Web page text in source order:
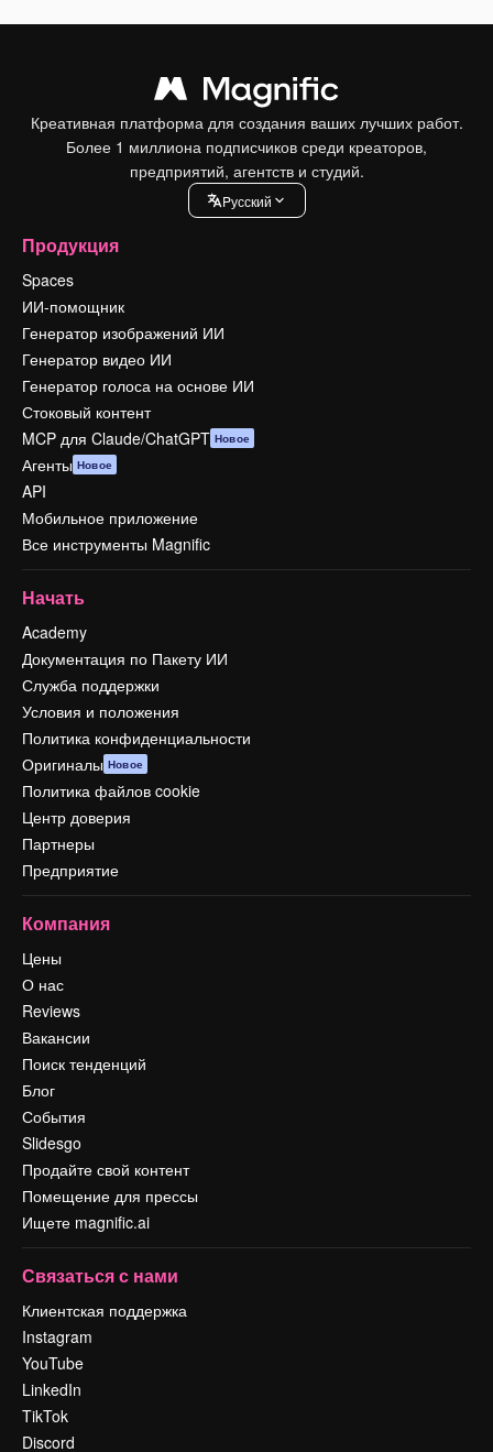
Креативная платформа для создания ваших лучших работ.
Более 1 миллиона подписчиков среди креаторов,
предприятий, агентств и студий.
Pусский
Продукция
Spaces
ИИ-помощник
Генератор изображений ИИ
Генератор видео ИИ
Генератор голоса на основе ИИ
Стоковый контент
MCP для Claude/ChatGPT Новое
Агенты Новое
API
Мобильное приложение
Все инструменты Magnific
Начать
Academy
Документация по Пакету ИИ
Служба поддержки
Условия и положения
Политика конфиденциальности
Оригиналы Новое
Политика файлов cookie
Центр доверия
Партнеры
Предприятие
Компания
Цены
О нас
Reviews
Вакансии
Поиск тенденций
Блог
События
Slidesgo
Продайте свой контент
Помещение для прессы
Ищете magnific.ai
Связаться с нами
Клиентская поддержка
Instagram
YouTube
LinkedIn
TikTok
Discord